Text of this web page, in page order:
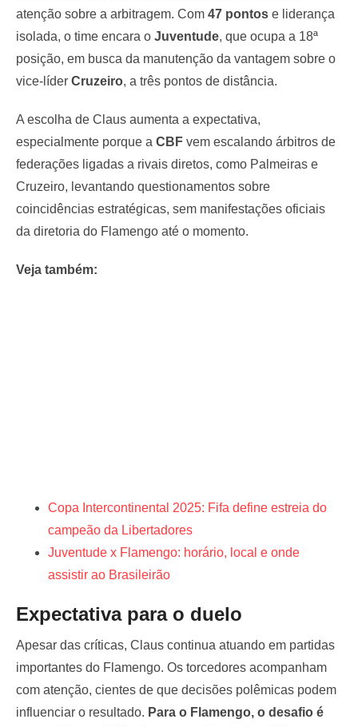
atenção sobre a arbitragem. Com 47 pontos e liderança
isolada, o time encara o Juventude, que ocupa a 18ª
posição, em busca da manutenção da vantagem sobre o
vice-líder Cruzeiro, a três pontos de distância.
A escolha de Claus aumenta a expectativa,
especialmente porque a CBF vem escalando árbitros de
federações ligadas a rivais diretos, como Palmeiras e
Cruzeiro, levantando questionamentos sobre
coincidências estratégicas, sem manifestações oficiais
da diretoria do Flamengo até o momento.
Veja também:
Copa Intercontinental 2025: Fifa define estreia do
campeão da Libertadores
Juventude x Flamengo: horário, local e onde
assistir ao Brasileirão
Expectativa para o duelo
Apesar das críticas, Claus continua atuando em partidas
importantes do Flamengo. Os torcedores acompanham
com atenção, cientes de que decisões polêmicas podem
influenciar o resultado. Para o Flamengo, o desafio é